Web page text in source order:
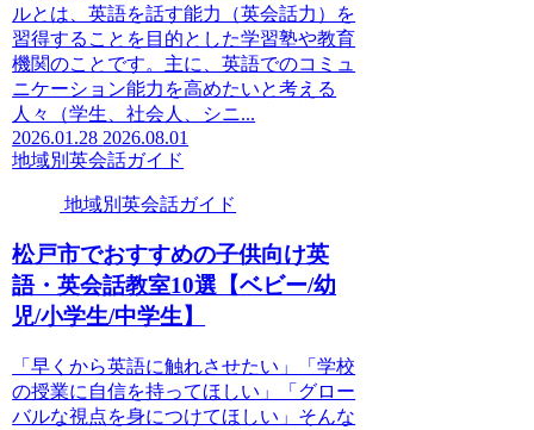
ルとは、英語を話す能力（英会話力）を
習得することを目的とした学習塾や教育
機関のことです。主に、英語でのコミュ
ニケーション能力を高めたいと考える
人々（学生、社会人、シニ...
2026.01.28 2026.08.01
地域別英会話ガイド
地域別英会話ガイド
松戸市でおすすめの子供向け英
語・英会話教室10選【ベビー/幼
児/小学生/中学生】
「早くから英語に触れさせたい」「学校
の授業に自信を持ってほしい」「グロー
バルな視点を身につけてほしい」そんな